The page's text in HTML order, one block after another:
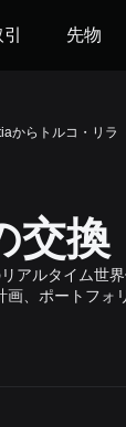
先物
からトルコ・リラ
交換
アルタイム世
、ポートフォ